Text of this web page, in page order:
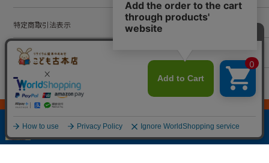
特定商取引法表示
お問い合わせ
© Kodomofuruhonten. all rights reserved.